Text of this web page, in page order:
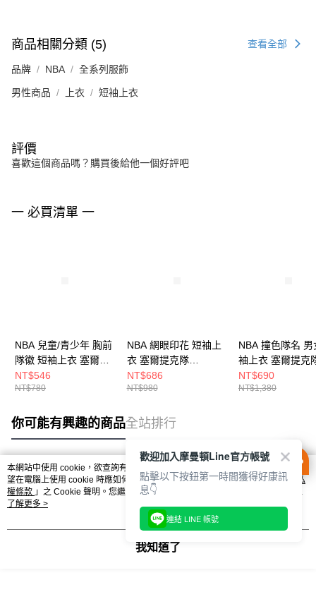
商品相關分類 (5) 查看全部
品牌 NBA 全系列服飾
男性商品 上衣 短袖上衣
評價
喜歡這個商品嗎？購買後給他一個好評吧
一 必買清單 一
NBA 兒童/青少年 胸前
隊徽 短袖上衣 塞爾提
克隊 3526103100
NT$546
NT$780
NBA 網眼印花 短袖上
衣 塞爾提克隊
3525149400
NT$686
NT$980
NBA 撞色隊名 男
袖上衣 塞爾提克
3625112572
NT$690
NT$1,380
你可能有興趣的商品全站排行
熱門標籤
本網站中使用 cookie，欲查詢有關本網站使用 cookie 方式之詳情，及若您不希
望在電腦上使用 cookie 時應如何變更電腦的 cookie 設定，請參閱本網站「
隱私
權條款 」之 Cookie 聲明。您繼續使用本網站即表示您同意本公司得按本網站使
用條款之 Cookie 聲明使用 cookie。
了解更多 >
我知道了
歡迎加入摩曼頓Line官方帳號
點擊以下按鈕第一時間獲得好康訊
息👇
連結 LINE 帳號